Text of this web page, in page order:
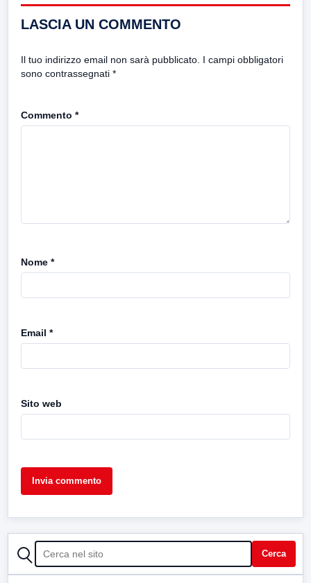
LASCIA UN COMMENTO
Il tuo indirizzo email non sarà pubblicato. I campi obbligatori
sono contrassegnati *
Commento *
Nome *
Email *
Sito web
CERCA Cerca